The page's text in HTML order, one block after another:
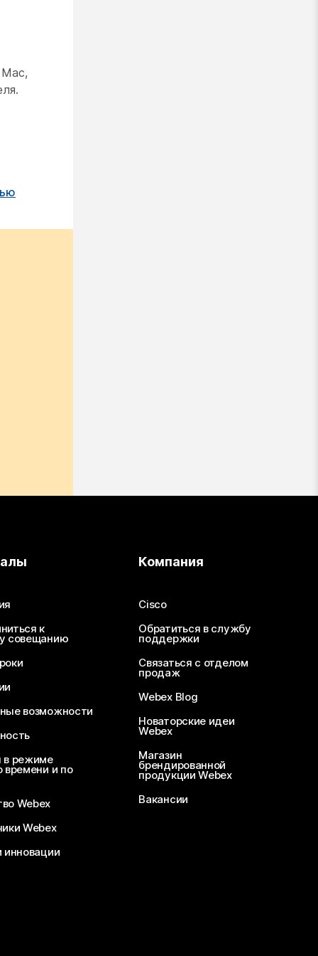
к
совещанию
возможности
в режиме
времени и по
Webex
Webex
инновации
Компания
Cisco
Обратиться в службу
поддержки
Связаться с отделом
продаж
Webex Blog
Новаторские идеи
Webex
Магазин
брендированной
продукции Webex
Вакансии